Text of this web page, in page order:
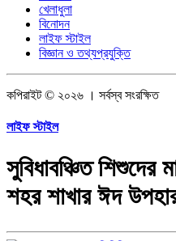
খেলাধুলা
বিনোদন
লাইফ স্টাইল
বিজ্ঞান ও তথ্যপ্রযুক্তি
কপিরাইট © ২০২৬ । সর্বস্ব সংরক্ষিত
লাইফ স্টাইল
সুবিধাবঞ্চিত শিশুদের
শহর শাখার ঈদ